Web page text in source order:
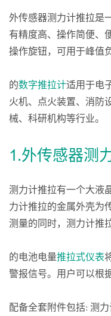
外传感器测力计推拉是
有精度高、操作简便、
操作旋钮，可用于峰值
的数字推拉计适用于电
火机、点火装置、消防
械、科研机构等行业。
1.外传感器测
测力计推拉有一个大液
力计推拉的金属外壳为
测量的同时，测力计推
的电池电量推拉式仪表
警报信号。用户可以根
配备全套附件包括: 测